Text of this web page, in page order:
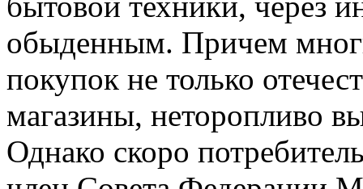
обыденным. Причем
покупок не только
магазины, неторопливо
Однако скоро